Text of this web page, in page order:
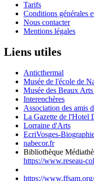
Tarifs
Conditions générales
Nous contacter
Mentions légales
Liens utiles
Anticthermal
Musée de l'école de
Musée des Beaux
Interenchères
Association des amis
La Gazette de l'Hotel
Lorraine d'Arts
EcriVosges-
nabecor.fr
Bibliothèque
https://www.reseau-
https://